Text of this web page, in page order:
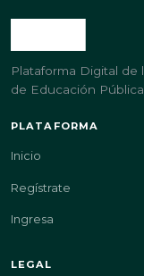
Plataforma Digital de
de Educación
PLATAFORMA
Inicio
Regístrate
Ingresa
LEGAL